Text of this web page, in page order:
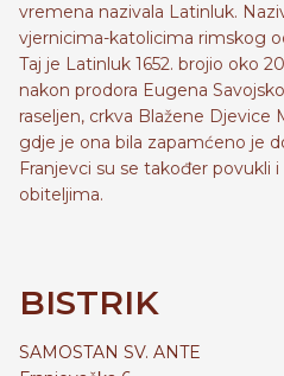
vremena nazivala Latinluk.
vjernicima-katolicima rimskog
Taj je Latinluk 1652. brojio oko
nakon prodora Eugena
raseljen, crkva Blažene Djevice
gdje je ona bila zapamćeno je
Franjevci su se također povukli
obiteljima.
BISTRIK
SAMOSTAN SV. ANTE